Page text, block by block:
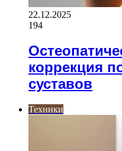
22.12.2025
194
коррекция
суставов
Техники